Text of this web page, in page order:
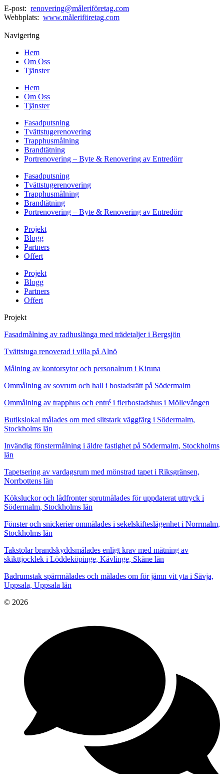
E-post: renovering@måleriföretag.com
Webbplats: www.måleriföretag.com
Navigering
Hem
Om Oss
Tjänster
Hem
Om Oss
Tjänster
Fasadputsning
Tvättstugerenovering
Trapphusmålning
Brandtätning
Portrenovering – Byte & Renovering av Entredörr
Fasadputsning
Tvättstugerenovering
Trapphusmålning
Brandtätning
Portrenovering – Byte & Renovering av Entredörr
Projekt
Blogg
Partners
Offert
Projekt
Blogg
Partners
Offert
Projekt
Fasadmålning av radhuslänga med trädetaljer i Bergsjön
Tvättstuga renoverad i villa på Alnö
Målning av kontorsytor och personalrum i Kiruna
Ommålning av sovrum och hall i bostadsrätt på Södermalm
Ommålning av trapphus och entré i flerbostadshus i Möllevången
Butikslokal målades om med slitstark väggfärg i Södermalm,
Stockholms län
Invändig fönstermålning i äldre fastighet på Södermalm, Stockholms
län
Tapetsering av vardagsrum med mönstrad tapet i Riksgränsen,
Norrbottens län
Köksluckor och lådfronter sprutmålades för uppdaterat uttryck i
Södermalm, Stockholms län
Fönster och snickerier ommålades i sekelskifteslägenhet i Norrmalm,
Stockholms län
Takstolar brandskyddsmålades enligt krav med mätning av
skikttjocklek i Löddeköpinge, Kävlinge, Skåne län
Badrumstak spärrmålades och målades om för jämn vit yta i Sävja,
Uppsala, Uppsala län
© 2026